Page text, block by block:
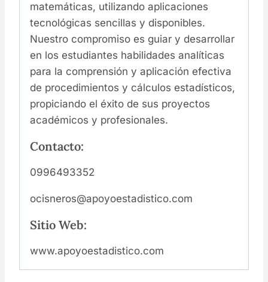
matemáticas, utilizando aplicaciones
tecnológicas sencillas y disponibles.
Nuestro compromiso es guiar y desarrollar
en los estudiantes habilidades analíticas
para la comprensión y aplicación efectiva
de procedimientos y cálculos estadísticos,
propiciando el éxito de sus proyectos
académicos y profesionales.
Contacto:
0996493352
ocisneros@apoyoestadistico.com
Sitio Web:
www.apoyoestadistico.com